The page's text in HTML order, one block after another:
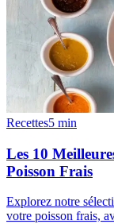
Recettes5 min
Les 10
Poisson Frais
Explorez notre
votre poisson frais,